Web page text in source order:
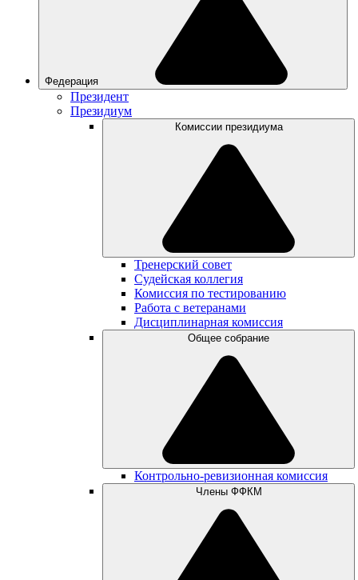
Федерация
Президент
Президиум
Комиссии президиума
Тренерский совет
Судейская коллегия
Комиссия по тестированию
Работа с ветеранами
Дисциплинарная комиссия
Общее собрание
Контрольно-ревизионная комиссия
Члены ФФКМ